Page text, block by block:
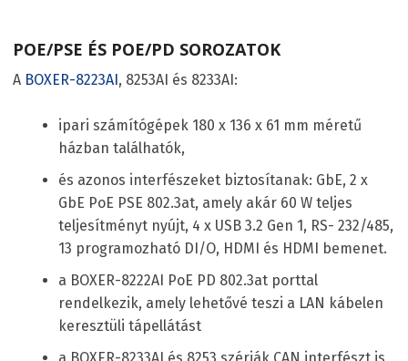
POE/PSE ÉS POE/PD SOROZATOK
A BOXER-8223AI, 8253AI és 8233AI:
ipari számítógépek 180 x 136 x 61 mm méretű
házban találhatók,
és azonos interfészeket biztosítanak: GbE, 2 x
GbE PoE PSE 802.3at, amely akár 60 W teljes
teljesítményt nyújt, 4 x USB 3.2 Gen 1, RS- 232/485,
13 programozható DI/O, HDMI és HDMI bemenet.
a BOXER-8222AI PoE PD 802.3at porttal
rendelkezik, amely lehetővé teszi a LAN kábelen
keresztüli tápellátást